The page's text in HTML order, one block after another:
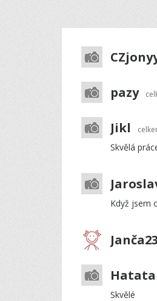
pazy
Jikl
Skvělá
Když jsem
Janča23
Skvělé